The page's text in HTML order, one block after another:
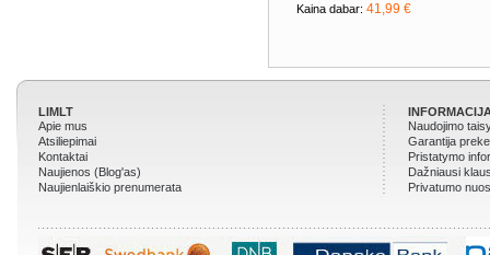
Kaina dabar: 41,99 €
LIMLT
Apie mus
Atsiliepimai
Kontaktai
Naujienos (Blog'as)
Naujienlaiškio prenumerata
Naudojimo
Garantija
Pristatymo
Dažniausi
Privatumo